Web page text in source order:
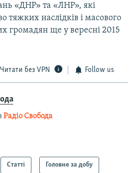
«ДНР» та «ЛНР», які
тяжких наслідків і масового
громадян ще у вересні 2015
Читати без VPN Follow us
Радіо Свобода
Статті Головне за добу